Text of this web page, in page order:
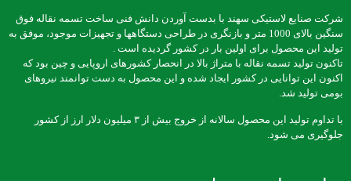
شرکت صنایع لاستیکی سهند با بدست آوردن دانش فنی ساخت تسمه نقاله فوق
سنگین بالای 1000 متر و بازنگری در طراحی دستگاهها و تجهیزات موجود، موفق به
تولید این محصول برای اولین بار در کشور گردیده است .
تاکنون تولید تسمه نقاله با متراژ بالا در انحصار کشورهای اروپایی و چین بود که
اکنون این توانایی در کشور ایجاد شده و این محصول به دست توانمند نیروهای
بومی تولید شد.
با تداوم تولید این محصول سالانه از خروج بیش از ۳ میلیون دلار ارز از کشور
جلوگیری می شود.